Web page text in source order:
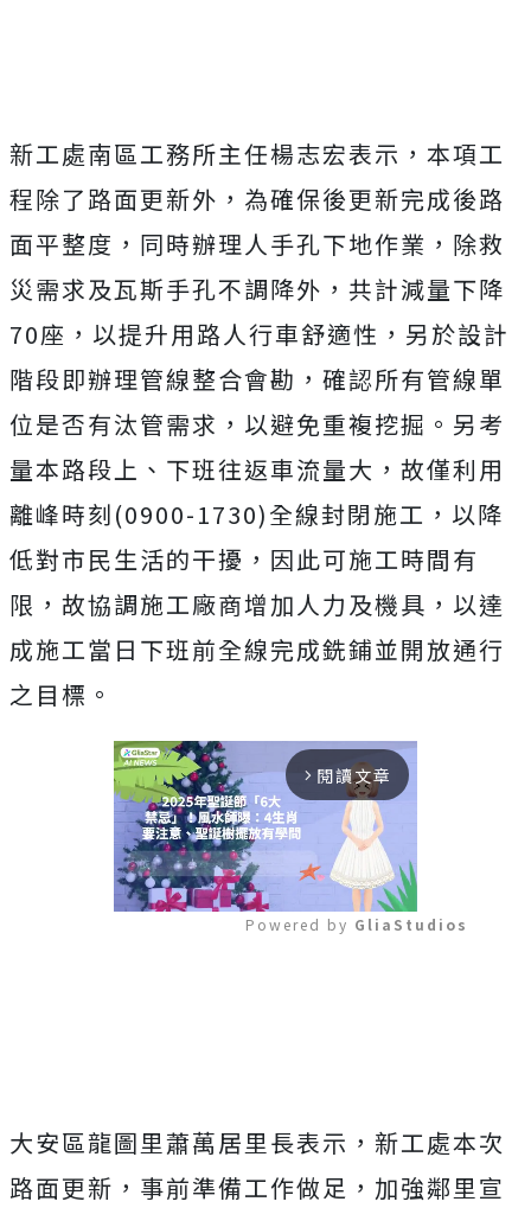
新工處南區工務所主任楊志宏表示，本項工
程除了路面更新外，為確保後更新完成後路
面平整度，同時辦理人手孔下地作業，除救
災需求及瓦斯手孔不調降外，共計減量下降
70座，以提升用路人行車舒適性，另於設計
階段即辦理管線整合會勘，確認所有管線單
位是否有汰管需求，以避免重複挖掘。另考
量本路段上、下班往返車流量大，故僅利用
離峰時刻(0900-1730)全線封閉施工，以降
低對市民生活的干擾，因此可施工時間有
限，故協調施工廠商增加人力及機具，以達
成施工當日下班前全線完成銑鋪並開放通行
之目標。
arrow_forward_ios 閱讀文章
Powered by GliaStudios
大安區龍圖里蕭萬居里長表示，新工處本次
路面更新，事前準備工作做足，加強鄰里宣